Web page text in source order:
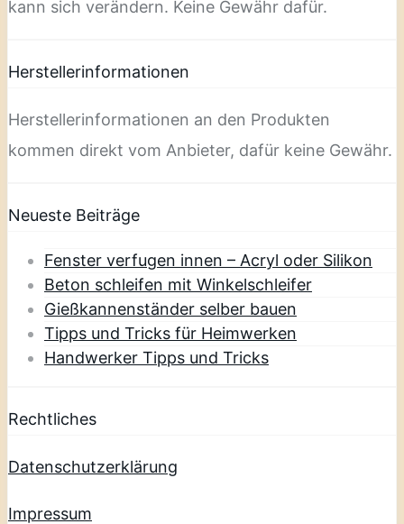
kann sich verändern. Keine Gewähr dafür.
Herstellerinformationen
Herstellerinformationen an den Produkten
kommen direkt vom Anbieter, dafür keine Gewähr.
Neueste Beiträge
Fenster verfugen innen – Acryl oder Silikon
Beton schleifen mit Winkelschleifer
Gießkannenständer selber bauen
Tipps und Tricks für Heimwerken
Handwerker Tipps und Tricks
Rechtliches
Datenschutzerklärung
Impressum